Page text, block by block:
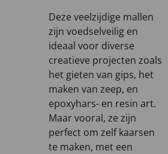
Deze veelzijdige mallen
zijn voedselveilig en
ideaal voor diverse
creatieve projecten zoals
het gieten van gips, het
maken van zeep, en
epoxyhars- en resin art.
Maar vooral, ze zijn
perfect om zelf kaarsen
te maken, met een